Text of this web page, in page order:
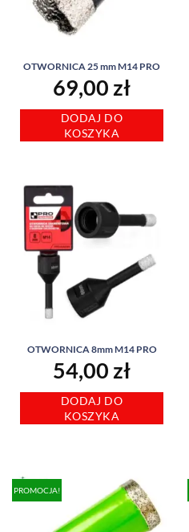
OTWORNICA 25 mm M14 PRO
69,00 zł
DODAJ DO
KOSZYKA
OTWORNICA 8mm M14 PRO
54,00 zł
DODAJ DO
KOSZYKA
PROMOCJA!